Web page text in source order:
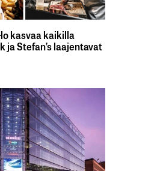
kasvaa kaikilla
ja Stefan’s laajentavat